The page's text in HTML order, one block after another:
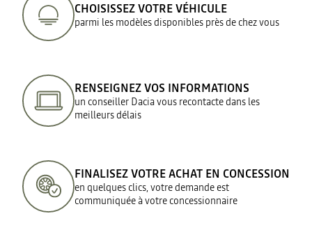
CHOISISSEZ VOTRE VÉHICULE
parmi les modèles disponibles près de chez vous
RENSEIGNEZ VOS INFORMATIONS
un conseiller Dacia vous recontacte dans les
meilleurs délais
FINALISEZ VOTRE ACHAT EN CONCESSION
en quelques clics, votre demande est
communiquée à votre concessionnaire